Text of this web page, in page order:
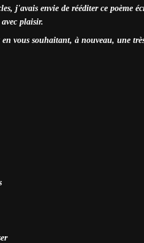
j'avais envie de rééditer ce poème
plaisir.
vous souhaitant, à nouveau, une